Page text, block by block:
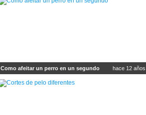
Como afeitar un perro en un segundo hace 12 años